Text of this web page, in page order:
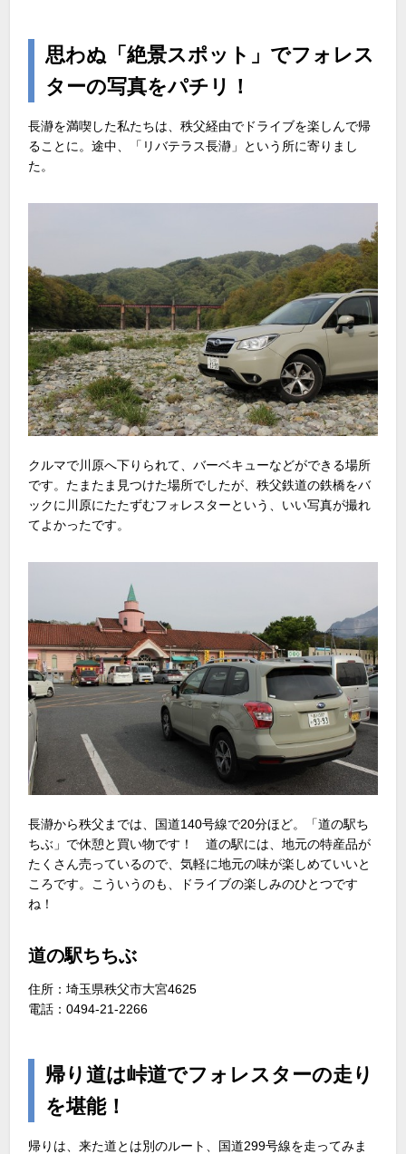
思わぬ「絶景スポット」でフォレス
ターの写真をパチリ！
長瀞を満喫した私たちは、秩父経由でドライブを楽しんで帰
ることに。途中、「リバテラス長瀞」という所に寄りまし
た。
クルマで川原へ下りられて、バーベキューなどができる場所
です。たまたま見つけた場所でしたが、秩父鉄道の鉄橋をバ
ックに川原にたたずむフォレスターという、いい写真が撮れ
てよかったです。
長瀞から秩父までは、国道140号線で20分ほど。「道の駅ち
ちぶ」で休憩と買い物です！ 道の駅には、地元の特産品が
たくさん売っているので、気軽に地元の味が楽しめていいと
ころです。こういうのも、ドライブの楽しみのひとつです
ね！
道の駅ちちぶ
住所：埼玉県秩父市大宮4625
電話：0494-21-2266
帰り道は峠道でフォレスターの走り
を堪能！
帰りは、来た道とは別のルート、国道299号線を走ってみま